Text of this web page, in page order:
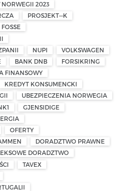
2023
PROSJEKT—K
NUPI
VOLKSWAGEN
BANK DNB
FORSIKRING
FINANSOWY
KREDYT KONSUMENCKI
UBEZPIECZENIA NORWEGIA
GJENSIDIGE
OFERTY
DORADZTWO PRAWNE
DORADZTWO
TAVEX